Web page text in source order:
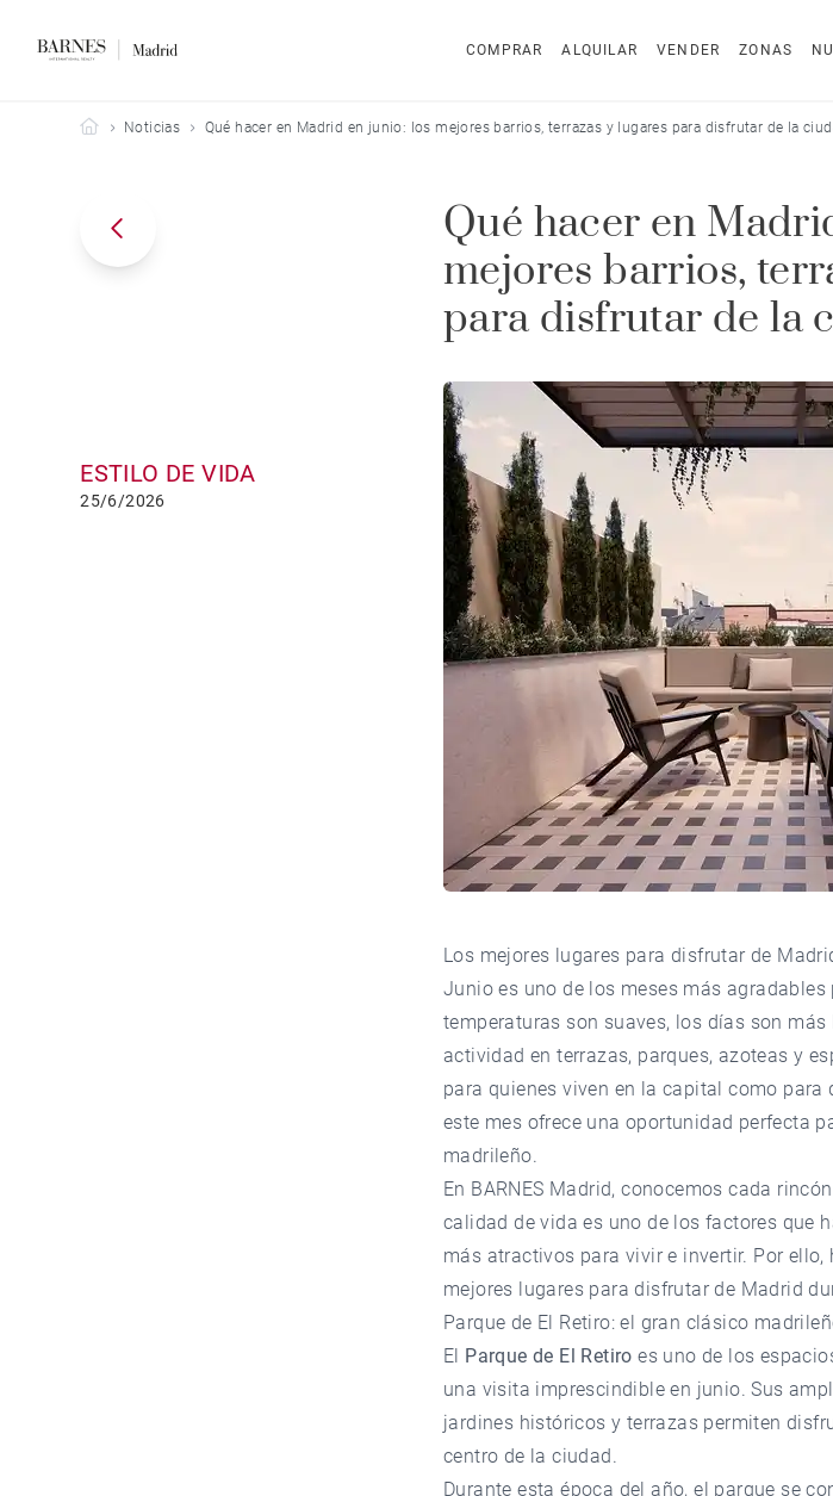
COMPRAR ALQUILAR VENDER ZONAS
Barnes Madrid
Noticias Qué hacer en Madrid en junio: los mejores barrios, terrazas y lugares para disfrutar de la
ESTILO DE VIDA
25/6/2026
Qué hacer en
mejores barrios,
para disfrutar de la
Los mejores lugares para disfrutar de
Junio es uno de los meses más
temperaturas son suaves, los días son
actividad en terrazas, parques, azoteas y
para quienes viven en la capital como para
este mes ofrece una oportunidad perfecta
madrileño.
En BARNES Madrid, conocemos cada
calidad de vida es uno de los factores que
más atractivos para vivir e invertir. Por
mejores lugares para disfrutar de Madrid
Parque de El Retiro: el gran clásico
El Parque de El Retiro es uno de los
una visita imprescindible en junio. Sus
jardines históricos y terrazas permiten
centro de la ciudad.
Durante esta época del año, el parque se